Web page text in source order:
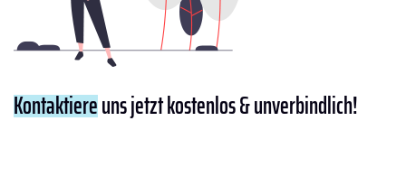
Kontaktiereuns jetzt kostenlos & unverbindlich!